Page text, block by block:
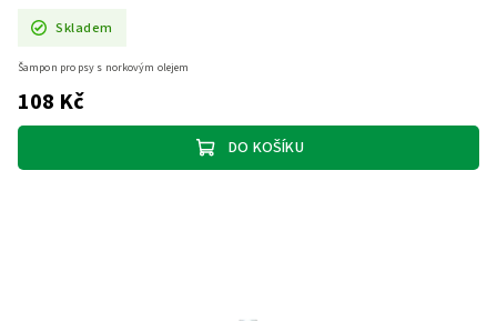
Skladem
108 Kč
DO KOŠÍKU
Šampon pro psy s norkovým olejem